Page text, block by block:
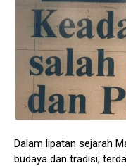
Dalam lipatan sejarah
budaya dan tradisi,